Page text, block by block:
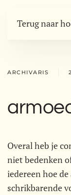
Terug naar
ARCHIVARIS
Overal heb je
niet bedenken
iedereen hoe
schrikbarende